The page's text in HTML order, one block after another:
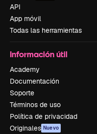
API
App móvil
Todas las herramientas
Información útil
Academy
Documentación
Soporte
Términos de uso
Política de privacidad
Originales Nuevo